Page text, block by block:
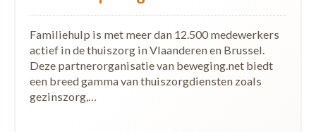
Familiehulp is met meer dan 12.500 medewerkers
actief in de thuiszorg in Vlaanderen en Brussel.
Deze partnerorganisatie van beweging.net biedt
een breed gamma van thuiszorgdiensten zoals
gezinszorg,…